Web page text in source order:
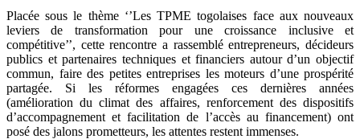
Placée sous le thème ‘’Les TPME togolaises face aux nouveaux
leviers de transformation pour une croissance inclusive et
compétitive’’, cette rencontre a rassemblé entrepreneurs, décideurs
publics et partenaires techniques et financiers autour d’un objectif
commun, faire des petites entreprises les moteurs d’une prospérité
partagée. Si les réformes engagées ces dernières années
(amélioration du climat des affaires, renforcement des dispositifs
d’accompagnement et facilitation de l’accès au financement) ont
posé des jalons prometteurs, les attentes restent immenses.